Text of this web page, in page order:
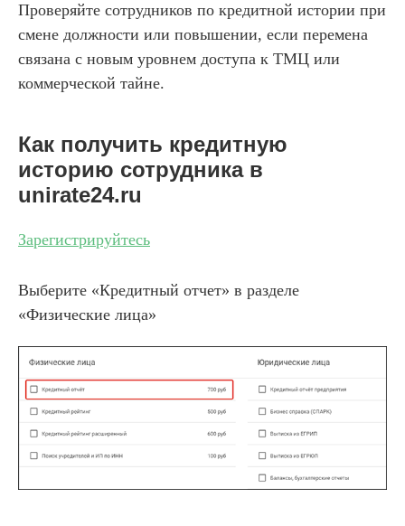
Проверяйте сотрудников по кредитной истории при
смене должности или повышении, если перемена
связана с новым уровнем доступа к ТМЦ или
коммерческой тайне.
Как получить кредитную
историю сотрудника в
unirate24.ru
Зарегистрируйтесь
Выберите «Кредитный отчет» в разделе
«Физические лица»